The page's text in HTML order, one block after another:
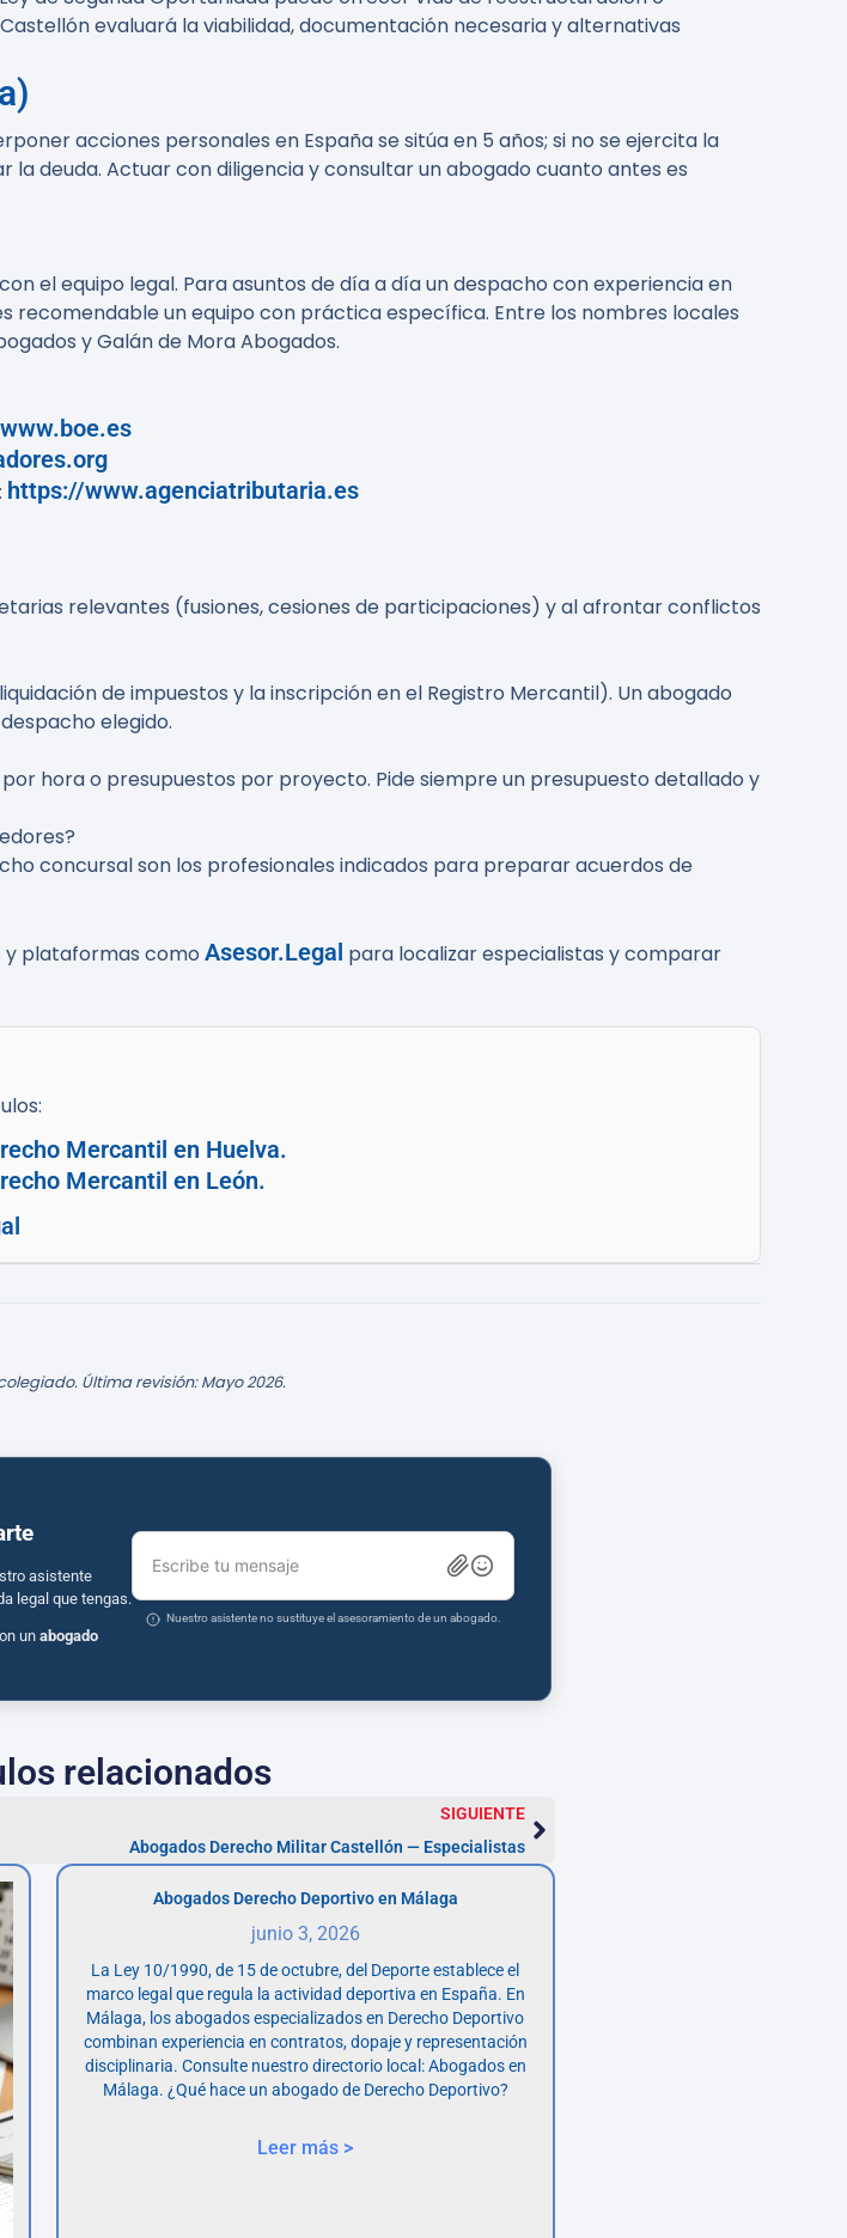
evaluará la viabilidad, documentación necesaria y alternativas
acciones personales en España se sitúa en 5 años; si no se ejercita la
deuda. Actuar con diligencia y consultar un abogado cuanto antes es
el equipo legal. Para asuntos de día a día un despacho con experiencia en
recomendable un equipo con práctica específica. Entre los nombres locales
yGalán de Mora Abogados.
https://www.agenciatributaria.es
relevantes (fusiones, cesiones de participaciones) y al afrontar conflictos
de impuestos y la inscripción en el Registro Mercantil). Un abogado
elegido.
hora o presupuestos por proyecto. Pide siempre un presupuesto detallado y
concursal son los profesionales indicados para preparar acuerdos de
y plataformas como Asesor.Legal para localizar especialistas y comparar
Mercantil en Huelva.
Mercantil en León.
Última revisión: Mayo 2026.
asistente
legal que tengas.
un abogado
Escribe tu mensaje
Nuestro asistente no sustituye el asesoramiento de un abogado.
relacionados
SIGUIENTE
Abogados Derecho Militar Castellón — Especialistas
Abogados Derecho Deportivo en Málaga
junio 3, 2026
La Ley 10/1990, de 15 de octubre, del Deporte establece el
marco legal que regula la actividad deportiva en España. En
Málaga, los abogados especializados en Derecho Deportivo
combinan experiencia en contratos, dopaje y representación
disciplinaria. Consulte nuestro directorio local: Abogados en
Málaga. ¿Qué hace un abogado de Derecho Deportivo?
Leer más >